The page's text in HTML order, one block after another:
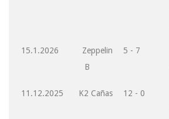
15.1.2026
Zeppelin
B
5 - 7
11.12.2025 K2 Cañas 12 - 0